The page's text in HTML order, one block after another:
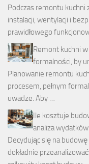
Podczas remontu kuchni
instalacji, wentylacji i
prawidłowego
Remont kuchni
formalności, by
Planowanie remontu
procesem, pełnym
uwadze. Aby …
Ile kosztuje
analiza
Decydując się na
dokładnie